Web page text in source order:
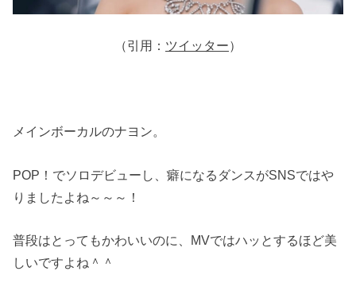
（引用： ツイッター）
メインボーカルのナヨン。
POP！でソロデビューし、癖になるダンスがSNSではや
りましたよね～～～！
普段はとってもかわいいのに、MVではハッとするほど美
しいですよね＾＾